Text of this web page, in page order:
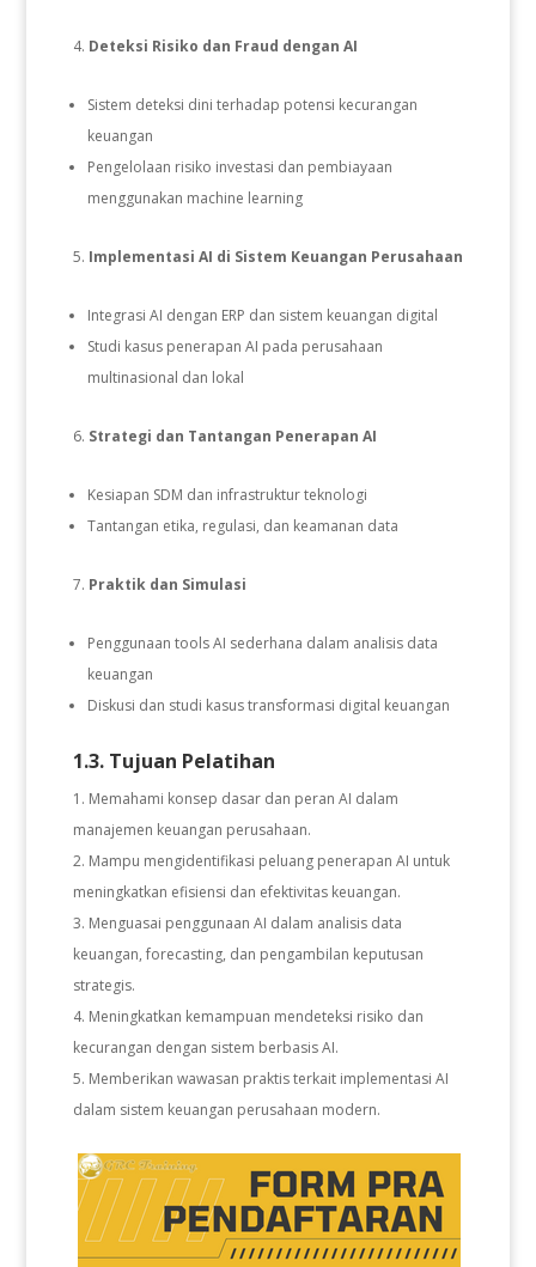
Deteksi Risiko dan Fraud dengan AI
Sistem deteksi dini terhadap potensi kecurangan
keuangan
Pengelolaan risiko investasi dan pembiayaan
menggunakan machine learning
Implementasi AI di Sistem Keuangan Perusahaan
Integrasi AI dengan ERP dan sistem keuangan digital
Studi kasus penerapan AI pada perusahaan
multinasional dan lokal
Strategi dan Tantangan Penerapan AI
Kesiapan SDM dan infrastruktur teknologi
Tantangan etika, regulasi, dan keamanan data
Praktik dan Simulasi
Penggunaan tools AI sederhana dalam analisis data
keuangan
Diskusi dan studi kasus transformasi digital keuangan
1.3. Tujuan Pelatihan
Memahami konsep dasar dan peran AI dalam
manajemen keuangan perusahaan.
Mampu mengidentifikasi peluang penerapan AI untuk
meningkatkan efisiensi dan efektivitas keuangan.
Menguasai penggunaan AI dalam analisis data
keuangan, forecasting, dan pengambilan keputusan
strategis.
Meningkatkan kemampuan mendeteksi risiko dan
kecurangan dengan sistem berbasis AI.
Memberikan wawasan praktis terkait implementasi AI
dalam sistem keuangan perusahaan modern.